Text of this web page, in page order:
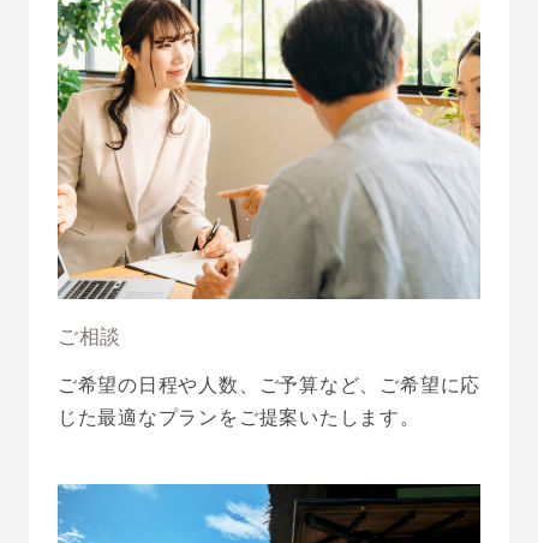
ご相談
ご希望の日程や人数、ご予算など、ご希望に応
じた最適なプランをご提案いたします。